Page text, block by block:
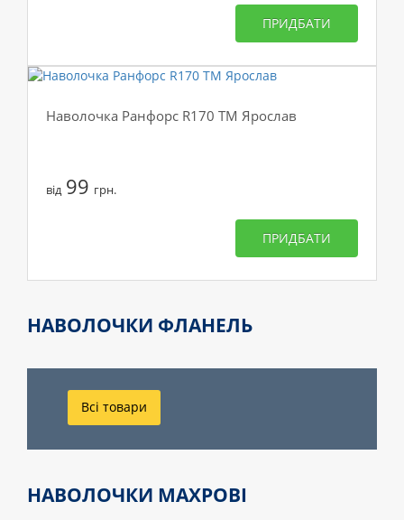
ПРИДБАТИ
Наволочка Ранфорс R170 ТМ Ярослав
від99 грн.
ПРИДБАТИ
НАВОЛОЧКИ ФЛАНЕЛЬ
Всі товари
НАВОЛОЧКИ МАХРОВІ